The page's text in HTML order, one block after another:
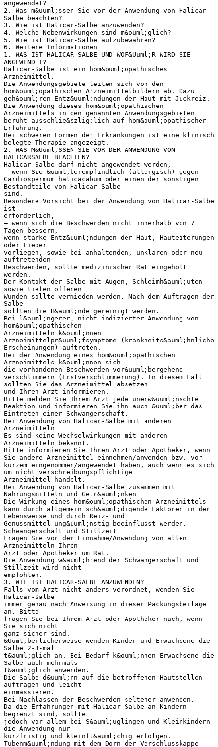
angewendet?
2. Was m&uuml;ssen Sie vor der Anwendung von Halicar-
Salbe beachten?
3. Wie ist Halicar-Salbe anzuwenden?
4. Welche Nebenwirkungen sind m&ouml;glich?
5. Wie ist Halicar-Salbe aufzubewahren?
6. Weitere Informationen
1. WAS IST HALICAR-SALBE UND WOF&Uuml;R WIRD SIE
ANGEWENDET?
Halicar-Salbe ist ein hom&ouml;opathisches
Arzneimittel.
Die Anwendungsgebiete leiten sich von den
hom&ouml;opathischen Arzneimittelbildern ab. Dazu
geh&ouml;ren Entz&uuml;ndungen der Haut mit Juckreiz.
Die Anwendung dieses hom&ouml;opathischen
Arzneimittels in den genannten Anwendungsgebieten
beruht ausschlie&szlig;lich auf hom&ouml;opathischer
Erfahrung.
Bei schweren Formen der Erkrankungen ist eine klinisch
belegte Therapie angezeigt.
2. WAS M&Uuml;SSEN SIE VOR DER ANWENDUNG VON
HALICARSALBE BEACHTEN?
Halicar-Salbe darf nicht angewendet werden,
– wenn Sie &uuml;berempfindlich (allergisch) gegen
Cardiospermum halicacabum oder einen der sonstigen
Bestandteile von Halicar-Salbe
sind.
Besondere Vorsicht bei der Anwendung von Halicar-Salbe
ist
erforderlich,
– wenn sich die Beschwerden nicht innerhalb von 7
Tagen bessern,
wenn starke Entz&uuml;ndungen der Haut, Hauteiterungen
oder Fieber
vorliegen, sowie bei anhaltenden, unklaren oder neu
auftretenden
Beschwerden, sollte medizinischer Rat eingeholt
werden.
Der Kontakt der Salbe mit Augen, Schleimh&auml;uten
sowie tiefen offenen
Wunden sollte vermieden werden. Nach dem Auftragen der
Salbe
sollten die H&auml;nde gereinigt werden.
Bei l&auml;ngerer, nicht indizierter Anwendung von
hom&ouml;opathischen
Arzneimitteln k&ouml;nnen
Arzneimittelpr&uuml;fsymptome (krankheits&auml;hnliche
Erscheinungen) auftreten.
Bei der Anwendung eines hom&ouml;opathischen
Arzneimittels k&ouml;nnen sich
die vorhandenen Beschwerden vor&uuml;bergehend
verschlimmern (Erstverschlimmerung). In diesem Fall
sollten Sie das Arzneimittel absetzen
und Ihren Arzt informieren.
Bitte melden Sie Ihrem Arzt jede unerw&uuml;nschte
Reaktion und informieren Sie ihn auch &uuml;ber das
Eintreten einer Schwangerschaft.
Bei Anwendung von Halicar-Salbe mit anderen
Arzneimitteln
Es sind keine Wechselwirkungen mit anderen
Arzneimitteln bekannt.
Bitte informieren Sie Ihren Arzt oder Apotheker, wenn
Sie andere Arzneimittel einnehmen/anwenden bzw. vor
kurzem eingenommen/angewendet haben, auch wenn es sich
um nicht verschreibungspflichtige
Arzneimittel handelt.
Bei Anwendung von Halicar-Salbe zusammen mit
Nahrungsmitteln und Getr&auml;nken
Die Wirkung eines hom&ouml;opathischen Arzneimittels
kann durch allgemein sch&auml;digende Faktoren in der
Lebensweise und durch Reiz- und
Genussmittel ung&uuml;nstig beeinflusst werden.
Schwangerschaft und Stillzeit
Fragen Sie vor der Einnahme/Anwendung von allen
Arzneimitteln Ihren
Arzt oder Apotheker um Rat.
Die Anwendung w&auml;hrend der Schwangerschaft und
Stillzeit wird nicht
empfohlen.
3. WIE IST HALICAR-SALBE ANZUWENDEN?
Falls vom Arzt nicht anders verordnet, wenden Sie
Halicar-Salbe
immer genau nach Anweisung in dieser Packungsbeilage
an. Bitte
fragen Sie bei Ihrem Arzt oder Apotheker nach, wenn
Sie sich nicht
ganz sicher sind.
&Uuml;berlicherweise wenden Kinder und Erwachsene die
Salbe 2-3-mal
t&auml;glich an. Bei Bedarf k&ouml;nnen Erwachsene die
Salbe auch mehrmals
t&auml;glich anwenden.
Die Salbe d&uuml;nn auf die betroffenen Hautstellen
auftragen und leicht
einmassieren.
Bei Nachlassen der Beschwerden seltener anwenden.
Da die Erfahrungen mit Halicar-Salbe an Kindern
begrenzt sind, sollte
jedoch vor allem bei S&auml;uglingen und Kleinkindern
die Anwendung nur
kurzfristig und kleinfl&auml;chig erfolgen.
Tubenm&uuml;ndung mit dem Dorn der Verschlusskappe